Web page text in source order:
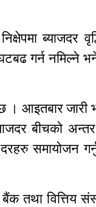
ब्याजदर
गर्न नमिल्ने
। आइतबार जारी
बीचको
समायोजन
तथा वित्तिय